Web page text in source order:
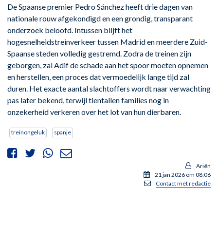
De Spaanse premier Pedro Sánchez heeft drie dagen van
nationale rouw afgekondigd en een grondig, transparant
onderzoek beloofd. Intussen blijft het
hogesnelheidstreinverkeer tussen Madrid en meerdere Zuid-
Spaanse steden volledig gestremd. Zodra de treinen zijn
geborgen, zal Adif de schade aan het spoor moeten opnemen
en herstellen, een proces dat vermoedelijk lange tijd zal
duren. Het exacte aantal slachtoffers wordt naar verwachting
pas later bekend, terwijl tientallen families nog in
onzekerheid verkeren over het lot van hun dierbaren.
treinongeluk spanje
Ariën
21 jan 2026 om 08:06
Contact met redactie